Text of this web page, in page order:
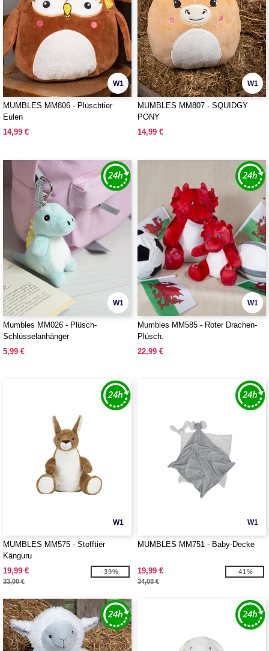
W1
MUMBLES MM806 - Plüschtier
Eulen
14,99 €
W1
MUMBLES MM807 - SQUIDGY
PONY
14,99 €
W1
Mumbles MM026 - Plüsch-
Schlüsselanhänger
5,99 €
W1
Mumbles MM585 - Roter Drachen-
Plüsch.
22,99 €
W1
MUMBLES MM575 - Stofftier
Känguru
19,99 €
33,00 €
-39%
W1
MUMBLES MM751 - Baby-Decke
19,99 €
34,08 €
-41%